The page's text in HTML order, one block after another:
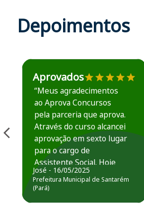
Depoimentos
Estudante José recomenda o
Aprovados
“Meus agradecimentos
ao Aprova Concursos
pela parceria que aprova.
Através do curso alcancei
aprovação em sexto lugar
para o cargo de
Assistente Social. Hoje
estou atuando na
Prefeitura de Santarém.
José - 16/05/2025
Prefeitura Municipal de Santarém
(Pará)